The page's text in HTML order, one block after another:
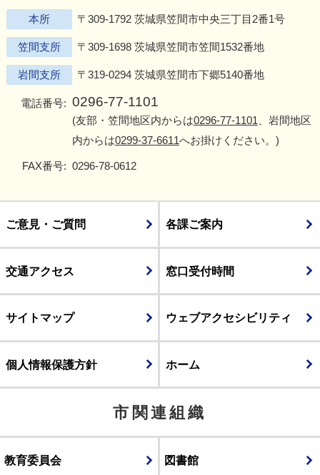
本所 〒309-1792 茨城県笠間市中央三丁目2番1号
笠間支所 〒309-1698 茨城県笠間市笠間1532番地
岩間支所 〒319-0294 茨城県笠間市下郷5140番地
電話番号: 0296-77-1101
(友部・笠間地区内からは0296-77-1101 、岩間地区
内からは0299-37-6611へお掛けください。)
FAX番号: 0296-78-0612
ご意見・ご質問 各課ご案内
交通アクセス 窓口受付時間
サイトマップ ウェブアクセシビリティ
個人情報保護方針 ホーム
市関連組織
教育委員会 図書館